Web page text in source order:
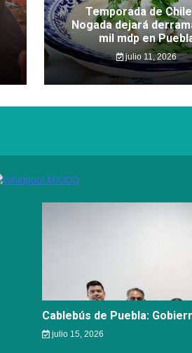
Temporada de
Nogada dejará
mil mdp en
julio 11, 2026
Cablebús de Puebla:
julio 15, 2026